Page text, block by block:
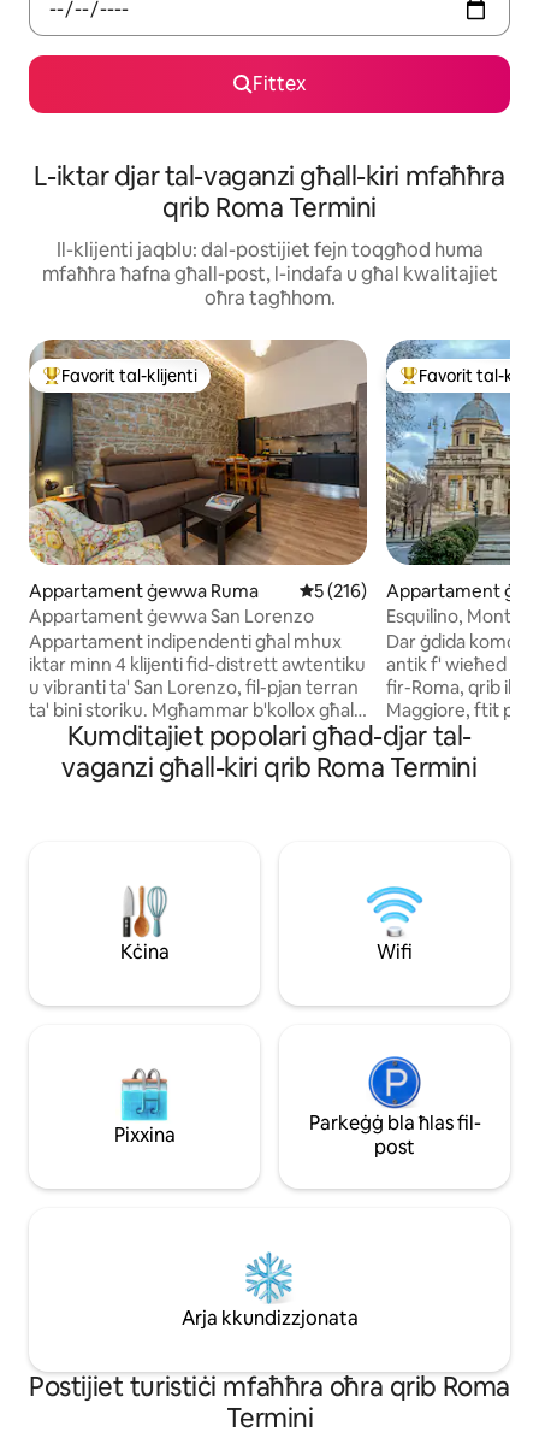
Fittex
L-iktar djar tal-vaganzi għall-kiri mfaħħra
qrib Roma Termini
Il-klijenti jaqblu: dal-postijiet fejn toqgħod huma
mfaħħra ħafna għall-post, l-indafa u għal kwalitajiet
oħra tagħhom.
Wieħed mill-aqwa favoriti tal-klijenti
Favorit tal-klijenti
Appartament ġewwa Ruma Rating medju ta' 5 minn 5,
5 (216)
Appartament ġewwa San Lorenzo
Appartament indipendenti għal mhux
iktar minn 4 klijenti fid-distrett awtentiku
u vibranti ta' San Lorenzo, fil-pjan terran
ta' bini storiku. Mgħammar b'kollox għall-
aktar żjara komda f'Ruma — bħal fid-dar,
iżda aħjar. Kamra tas-sodda b'sodda
king-size bil-memory foam u Smart TV,
ta' streaming b'xejn u Wi-Fi b'veloċità
għolja. Ristoranti, wine bars, ħwienet u
trasport pubbliku kollha f'distanza qasira
Wieħed mill-
Favorit tal-
Appartament
Esquilino, Monti,
House
Dar ġdida komda
antik f' wieħed
fir-Roma, qrib il-
Maggiore, ftit
istazzjon ċentrali
timxi' l bogħod
tal-Opera u dar
(green fee) fl-
f'Ruma u fir-
trasportazzjoni
Kumditajiet popolari għad-djar tal-
vaganzi għall-kiri qrib Roma Termini
Kċina Wifi
Pixxina
Parkeġġ bla ħlas fil-
post
Arja kkundizzjonata
Роѕtіјіеt turіѕtіċі mfаħħrа оħrа qrіb Roma
Termini